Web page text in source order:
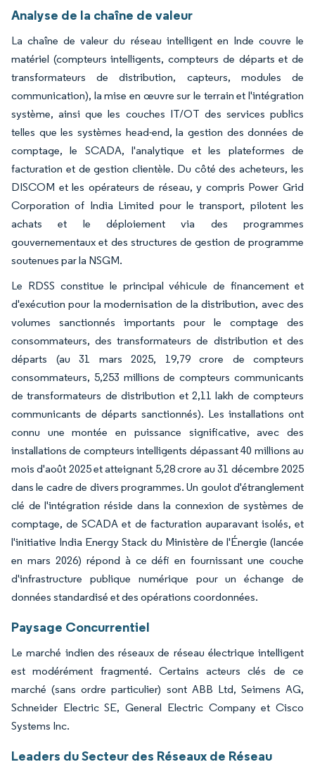
Analyse de la chaîne de valeur
La chaîne de valeur du réseau intelligent en Inde couvre le
matériel (compteurs intelligents, compteurs de départs et de
transformateurs de distribution, capteurs, modules de
communication), la mise en œuvre sur le terrain et l'intégration
système, ainsi que les couches IT/OT des services publics
telles que les systèmes head-end, la gestion des données de
comptage, le SCADA, l'analytique et les plateformes de
facturation et de gestion clientèle. Du côté des acheteurs, les
DISCOM et les opérateurs de réseau, y compris Power Grid
Corporation of India Limited pour le transport, pilotent les
achats et le déploiement via des programmes
gouvernementaux et des structures de gestion de programme
soutenues par la NSGM.
Le RDSS constitue le principal véhicule de financement et
d'exécution pour la modernisation de la distribution, avec des
volumes sanctionnés importants pour le comptage des
consommateurs, des transformateurs de distribution et des
départs (au 31 mars 2025, 19,79 crore de compteurs
consommateurs, 5,253 millions de compteurs communicants
de transformateurs de distribution et 2,11 lakh de compteurs
communicants de départs sanctionnés). Les installations ont
connu une montée en puissance significative, avec des
installations de compteurs intelligents dépassant 40 millions au
mois d'août 2025 et atteignant 5,28 crore au 31 décembre 2025
dans le cadre de divers programmes. Un goulot d'étranglement
clé de l'intégration réside dans la connexion de systèmes de
comptage, de SCADA et de facturation auparavant isolés, et
l'initiative India Energy Stack du Ministère de l'Énergie (lancée
en mars 2026) répond à ce défi en fournissant une couche
d'infrastructure publique numérique pour un échange de
données standardisé et des opérations coordonnées.
Paysage Concurrentiel
Le marché indien des réseaux de réseau électrique intelligent
est modérément fragmenté. Certains acteurs clés de ce
marché (sans ordre particulier) sont ABB Ltd, Seimens AG,
Schneider Electric SE, General Electric Company et Cisco
Systems Inc.
Leaders du Secteur des Réseaux de Réseau